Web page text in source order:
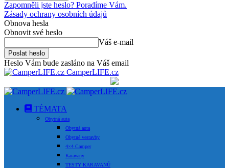
Zapomněli jste heslo? Poradíme Vám.
Zásady ochrany osobních údajů
Obnova hesla
Obnovit své heslo
Váš e-mail
Heslo Vám bude zasláno na Váš email
CamperLIFE.cz
TÉMATA
Obytná auta
Obytná auta
Obytné vestavby
4×4 Camper
Karavany
TESTY KARAVANŮ